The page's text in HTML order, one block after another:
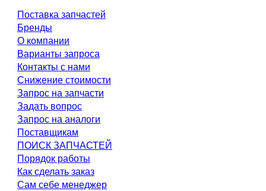
Поставка запчастей
Бренды
О компании
Варианты запроса
Контакты с нами
Снижение стоимости
Запрос на запчасти
Задать вопрос
Запрос на аналоги
Поставщикам
ПОИСК ЗАПЧАСТЕЙ
Порядок работы
Как сделать заказ
Сам себе менеджер